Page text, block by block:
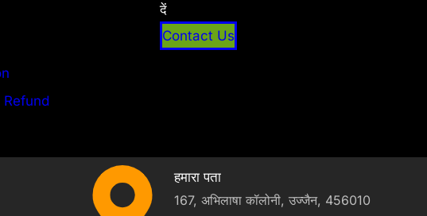
दें
Contact Us
हमारा पता
167, अभिलाषा कॉलोनी, उज्जैन, 456010